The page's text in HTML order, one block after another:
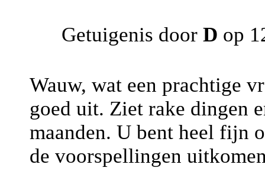
Getuigenis door D op
Wauw, wat een prachtige
goed uit. Ziet rake dingen
maanden. U bent heel fijn
de voorspellingen